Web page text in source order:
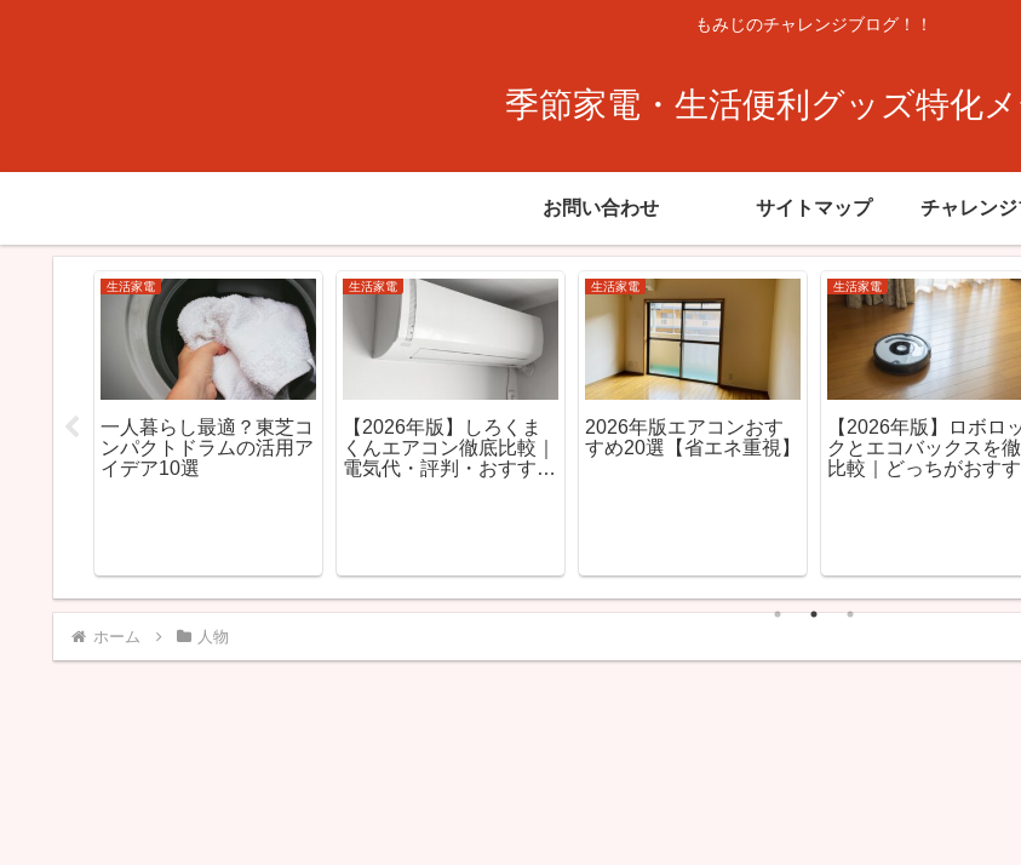
もみじのチャレンジブログ！！
季節家電・生活便利グッズ特化
お問い合わせ サイトマップ チャレン
生活家電
【2026年最新】ロボッ
ト掃除機おすすめ17選｜
人気モデルを徹底比較
生活家電
【2026年最新】ヒータ
ーおすすめ10選｜一人暮
らし・省エネ・速暖モデ
生活家電
サーキュレーターの置き
場所はここが正解！冷暖
生活家電
一人暮らし向け
すすめ3機種と節
ホーム 人物